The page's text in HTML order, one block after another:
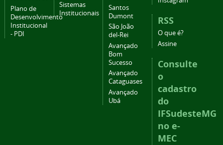
Plano de
Desenvolvimento
Institucional
- PDI
Sistemas
Institucionais
Santos
Dumont
São João
del-Rei
Avançado
Bom
Sucesso
Avançado
Cataguases
Avançado
Ubá
RSS
O que é?
Assine
Consulte
o
cadastro
do
IFSudesteMG
no e-
MEC